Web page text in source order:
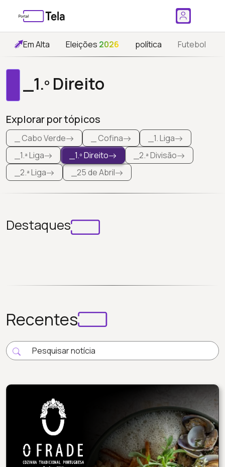
Em Alta Eleições 2026 política Futebol
_1.º Direito
Explorar por tópicos
_ Cabo Verde _ Cofina
_1. Liga
_1.ª Liga
_1.º Direito
_2.ª Divisão
_2.ª Liga
_25 de Abril
Destaques
Recentes